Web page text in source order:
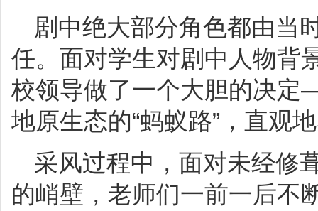
剧中绝大部分角色都由当
任。面对学生对剧中人物背
校领导做了一个大胆的决
地原生态的“蚂蚁路”，直观
采风过程中，面对未经修
的峭壁，老师们一前一后不